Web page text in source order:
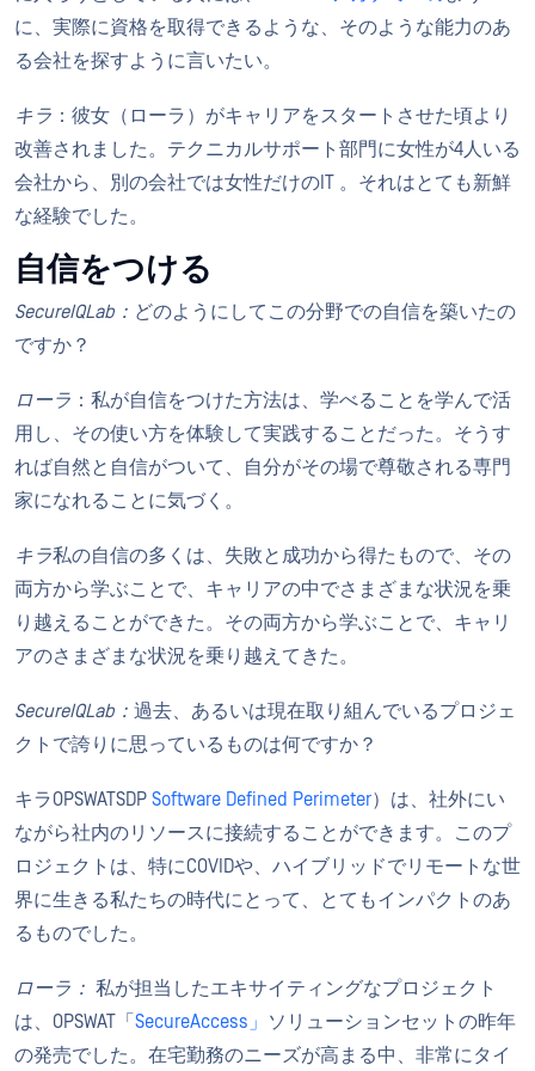
に、実際に資格を取得できるような、そのような能力のあ
る会社を探すように言いたい。
キラ ：彼女（ローラ）がキャリアをスタートさせた頃より
改善されました。テクニカルサポート部門に女性が4人いる
会社から、別の会社では女性だけのIT 。それはとても新鮮
な経験でした。
自信をつける
SecureIQLab： どのようにしてこの分野での自信を築いたの
ですか？
ローラ ：私が自信をつけた方法は、学べることを学んで活
用し、その使い方を体験して実践することだった。そうす
れば自然と自信がついて、自分がその場で尊敬される専門
家になれることに気づく。
キラ私の自信の多くは、失敗と成功から得たもので、その
両方から学ぶことで、キャリアの中でさまざまな状況を乗
り越えることができた。その両方から学ぶことで、キャリ
アのさまざまな状況を乗り越えてきた。
SecureIQLab： 過去、あるいは現在取り組んでいるプロジェ
クトで誇りに思っているものは何ですか？
キラOPSWATSDP Software Defined Perimeter）は、社外にい
ながら社内のリソースに接続することができます。このプ
ロジェクトは、特にCOVIDや、ハイブリッドでリモートな世
界に生きる私たちの時代にとって、とてもインパクトのあ
るものでした。
ローラ： 私が担当したエキサイティングなプロジェクト
は、OPSWAT「 SecureAccess」
ソリューションセットの昨年
の発売でした。在宅勤務のニーズが高まる中、非常にタイ